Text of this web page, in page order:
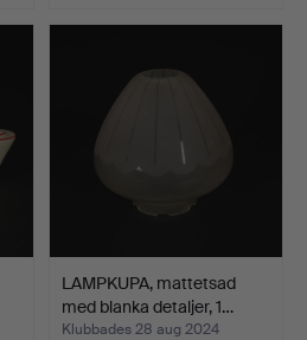
LAMPKUPA, mattetsad
med blanka detaljer, 1…
Klubbades 28 aug 2024